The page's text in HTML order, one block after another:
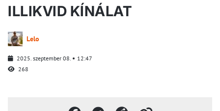
ILLIKVID KÍNÁLAT
Lelo
2025. szeptember 08.
12:47
268